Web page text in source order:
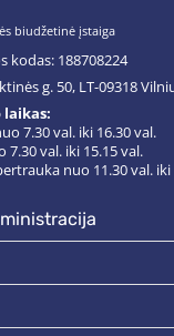
biudžetinė įstaiga
kodas: 188708224
g. 50, LT-09318
laikas:
7.30 val. iki 16.30 val.
7.30 val. iki 15.15 val.
nuo 11.30 val. iki